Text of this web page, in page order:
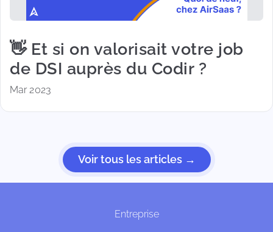
👋 Et si on valorisait votre job
de DSI auprès du Codir ?
Mar 2023
Voir tous les articles →
Entreprise